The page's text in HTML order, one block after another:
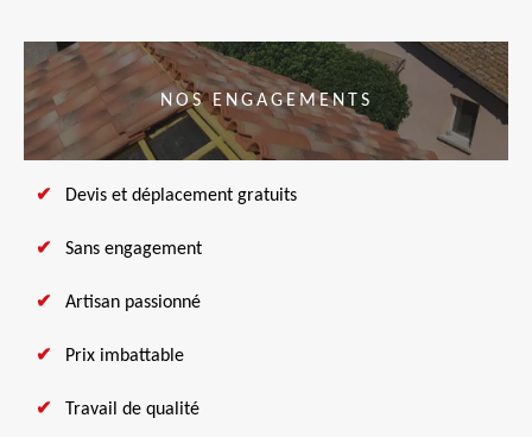
NOS ENGAGEMENTS
Devis et déplacement gratuits
Sans engagement
Artisan passionné
Prix imbattable
Travail de qualité